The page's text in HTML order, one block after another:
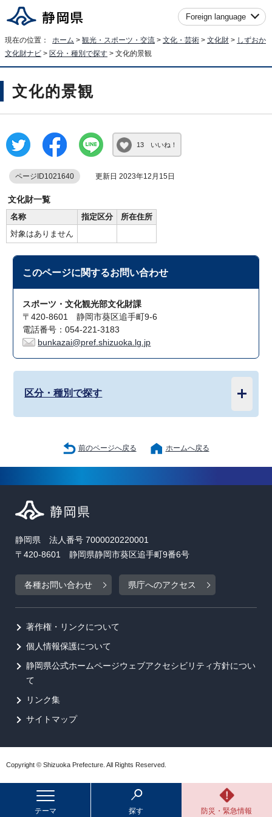
Foreign language
現在の位置： ホーム > 観光・スポーツ・交流 > 文化・芸術 > 文化財 > しずおか
文化財ナビ > 区分・種別で探す > 文化的景観
文化的景観
13 いいね！
ページID1021640 更新日 2023年12月15日
文化財一覧
名称
指定区分
所在住所
対象はありません
このページに関するお問い合わせ
スポーツ・文化観光部文化財課
〒420-8601 静岡市葵区追手町9-6
電話番号：054-221-3183
bunkazai@pref.shizuoka.lg.jp
区分・種別で探す
前のページへ戻る ホームへ戻る
テーマ 探す 防災・緊急情報
静岡県 法人番号 7000020220001
〒420-8601 静岡県静岡市葵区追手町9番6号
各種お問い合わせ 県庁へのアクセス
著作権・リンクについて
個人情報保護について
静岡県公式ホームページウェブアクセシビリティ方針につい
て
リンク集
サイトマップ
Copyright © Shizuoka Prefecture. All Rights Reserved.